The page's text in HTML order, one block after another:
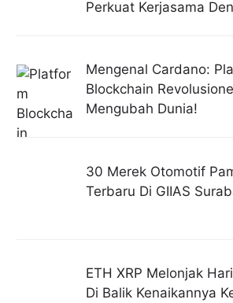
Perkuat Kerjasama
Mengenal Cardano:
Blockchain
Mengubah Dunia!
30 Merek Otomotif
Terbaru Di GIIAS
ETH XRP Melonjak
Di Balik Kenaikannya